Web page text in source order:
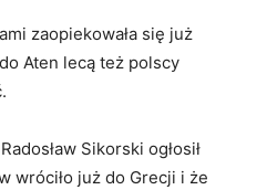
zaopiekowała się już
Aten lecą też polscy
Sikorski ogłosił
wróciło już do Grecji i że